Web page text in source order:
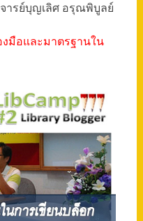
ารย์บุญเลิศ อรุณพิบูลย์
งมือและมาตรฐานใน